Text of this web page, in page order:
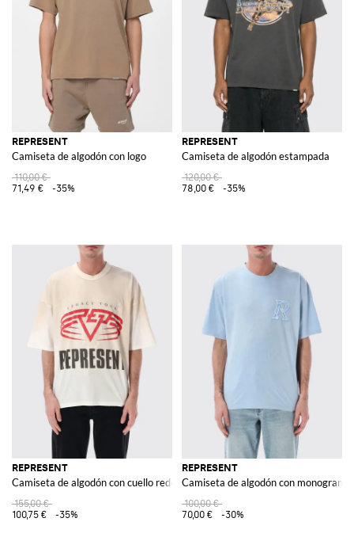
REPRESENT
Camiseta de algodón con logo
110,00 €
71,49 €
-35%
REPRESENT
Camiseta de algodón estampada
120,00 €
78,00 €
-35%
REPRESENT
Camiseta de algodón con cuello redondo y logo
155,00 €
100,75 €
-35%
REPRESENT
Camiseta de algodón con monograma
100,00 €
70,00 €
-30%